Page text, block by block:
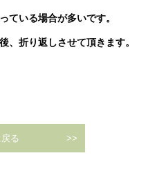
いる場合が多いです。
折り返しさせて頂きます。
る